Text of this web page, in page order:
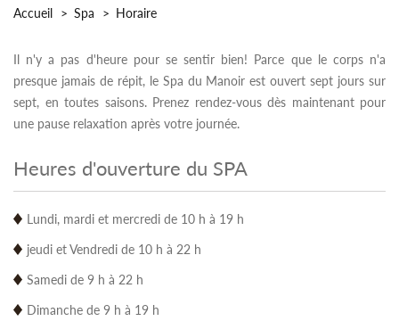
Accueil Spa Horaire
Il n'y a pas d'heure pour se sentir bien! Parce que le corps n'a
presque jamais de répit, le Spa du Manoir est ouvert sept jours sur
sept, en toutes saisons. Prenez rendez-vous dès maintenant pour
une pause relaxation après votre journée.
Heures d'ouverture du SPA
Lundi, mardi et mercredi de 10 h à 19 h
jeudi et Vendredi de 10 h à 22 h
Samedi de 9 h à 22 h
Dimanche de 9 h à 19 h